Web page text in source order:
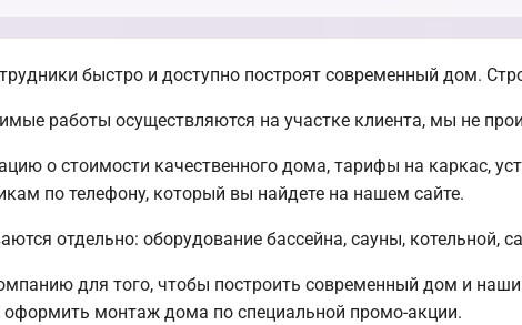
быстро и доступно построят современный дом.
работы осуществляются на участке клиента, мы не
о стоимости качественного дома, тарифы на каркас,
по телефону, который вы найдете на нашем сайте.
отдельно: оборудование бассейна, сауны, котельной,
для того, чтобы построить современный дом и
оформить монтаж дома по специальной промо-акции.